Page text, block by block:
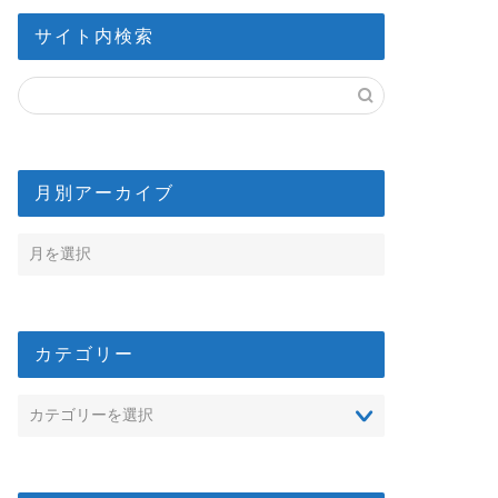
サイト内検索
月別アーカイブ
カテゴリー